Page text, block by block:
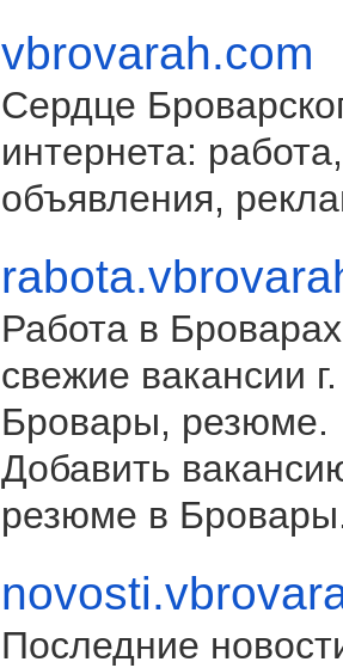
vbrovarah.com
Сердце
интернета: работа,
объявления,
Работа в
свежие вакансии г.
Бровары, резюме.
Добавить
резюме в
Последние